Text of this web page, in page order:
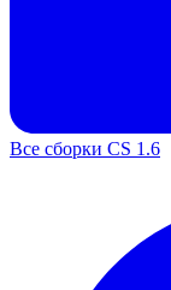
Все сборки CS 1.6